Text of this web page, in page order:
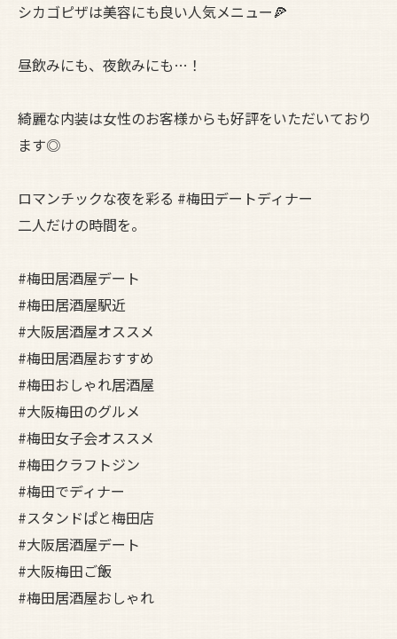
シカゴピザは美容にも良い人気メニュー🍕
昼飲みにも、夜飲みにも…！
綺麗な内装は女性のお客様からも好評をいただいており
ます◎
ロマンチックな夜を彩る #梅田デートディナー
二人だけの時間を。
#梅田居酒屋デート
#梅田居酒屋駅近
#大阪居酒屋オススメ
#梅田居酒屋おすすめ
#梅田おしゃれ居酒屋
#大阪梅田のグルメ
#梅田女子会オススメ
#梅田クラフトジン
#梅田でディナー
#スタンドぱと梅田店
#大阪居酒屋デート
#大阪梅田ご飯
#梅田居酒屋おしゃれ